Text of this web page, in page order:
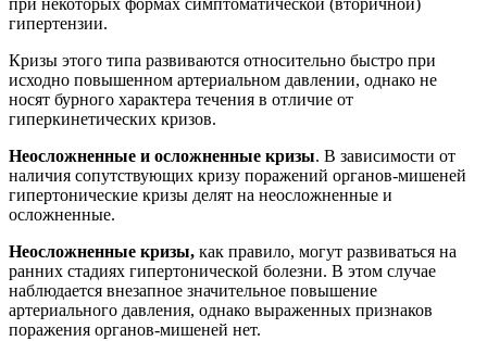
при некоторых формах симптоматической (вторичной)
гипертензии.
Кризы этого типа развиваются относительно быстро при
исходно повышенном артериальном давлении, однако не
носят бурного характера течения в отличие от
гиперкинетических кризов.
Неосложненные и осложненные кризы. В зависимости от
наличия сопутствующих кризу поражений органов-мишеней
гипертонические кризы делят на неосложненные и
осложненные.
Неосложненные кризы, как правило, могут развиваться на
ранних стадиях гипертонической болезни. В этом случае
наблюдается внезапное значительное повышение
артериального давления, однако выраженных признаков
поражения органов-мишеней нет.